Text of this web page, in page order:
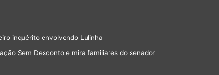
inquérito envolvendo Lulinha
Sem Desconto e mira familiares do senador